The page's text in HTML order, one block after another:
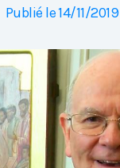
Publié le 14/11/2019